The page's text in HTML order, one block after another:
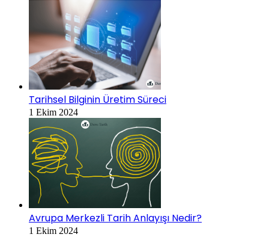
Tarihsel Bilginin Üretim Süreci
1 Ekim 2024
Avrupa Merkezli Tarih Anlayışı Nedir?
1 Ekim 2024